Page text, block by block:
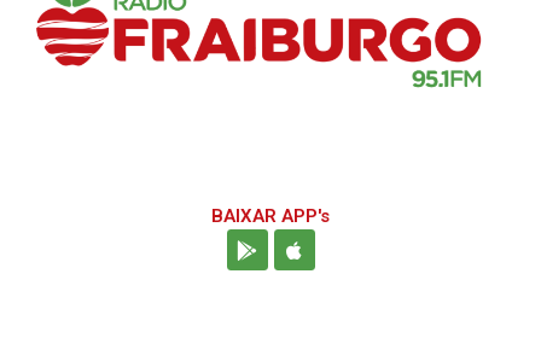
BAIXAR APP's